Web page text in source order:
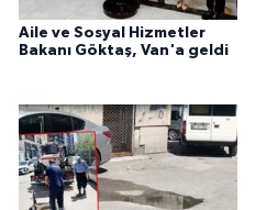
Aile ve Sosyal Hizmetler
Bakanı Göktaş, Van'a geldi